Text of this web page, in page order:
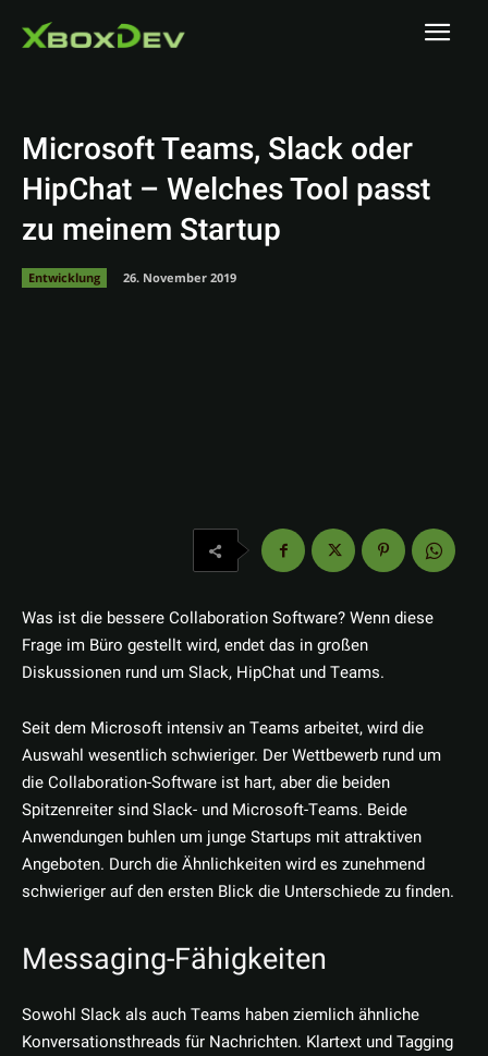
Microsoft Teams, Slack oder
HipChat – Welches Tool passt
zu meinem Startup
Entwicklung 26. November 2019
Was ist die bessere Collaboration Software? Wenn diese
Frage im Büro gestellt wird, endet das in großen
Diskussionen rund um Slack, HipChat und Teams.
Seit dem Microsoft intensiv an Teams arbeitet, wird die
Auswahl wesentlich schwieriger. Der Wettbewerb rund um
die Collaboration-Software ist hart, aber die beiden
Spitzenreiter sind Slack- und Microsoft-Teams. Beide
Anwendungen buhlen um junge Startups mit attraktiven
Angeboten. Durch die Ähnlichkeiten wird es zunehmend
schwieriger auf den ersten Blick die Unterschiede zu finden.
Messaging-Fähigkeiten
Sowohl Slack als auch Teams haben ziemlich ähnliche
Konversationsthreads für Nachrichten. Klartext und Tagging